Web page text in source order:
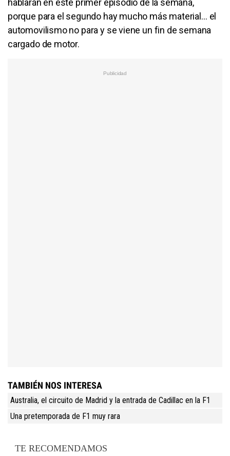
porque para el segundo hay mucho más material… el
automovilismo no para y se viene un fin de semana
cargado de motor.
TAMBIÉN NOS INTERESA
Australia, el circuito de Madrid y la entrada de Cadillac en la F1
Una pretemporada de F1 muy rara
TE RECOMENDAMOS